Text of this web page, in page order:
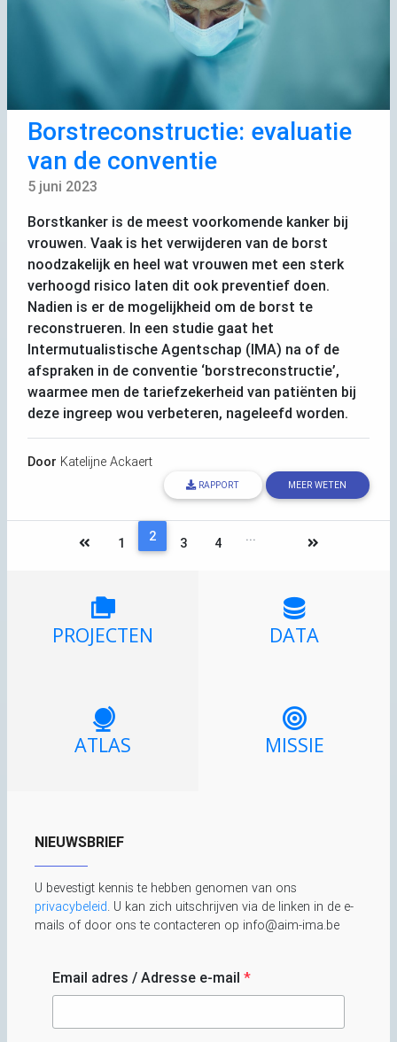
Borstreconstructie: evaluatie
van de conventie
5 juni 2023
Borstkanker is de meest voorkomende kanker bij
vrouwen. Vaak is het verwijderen van de borst
noodzakelijk en heel wat vrouwen met een sterk
verhoogd risico laten dit ook preventief doen.
Nadien is er de mogelijkheid om de borst te
reconstrueren. In een studie gaat het
Intermutualistische Agentschap (IMA) na of de
afspraken in de conventie ‘borstreconstructie’,
waarmee men de tariefzekerheid van patiënten bij
deze ingreep wou verbeteren, nageleefd worden.
Door Katelijne Ackaert
RAPPORT MEER WETEN
1 2 3 4 ...
PROJECTEN DATA
ATLAS MISSIE
NIEUWSBRIEF
U bevestigt kennis te hebben genomen van ons
privacybeleid. U kan zich uitschrijven via de linken in de e-
mails of door ons te contacteren op info@aim-ima.be
Email adres / Adresse e-mail *